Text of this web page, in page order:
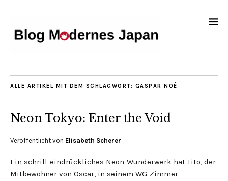
ALLE ARTIKEL MIT DEM SCHLAGWORT: GASPAR NOÉ
Neon Tokyo: Enter the Void
Veröffentlicht von Elisabeth Scherer
Ein schrill-eindrückliches Neon-Wunderwerk hat Tito, der
Mitbewohner von Oscar, in seinem WG-Zimmer